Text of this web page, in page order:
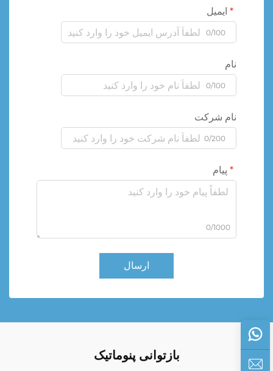
ایمیل
0/100
نام
0/100
نام شرکت
0/200
پیام
0/1000
ارسال
بازتوانی پنوماتیک